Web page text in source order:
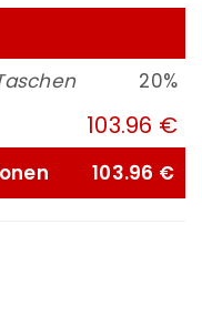
20%
103.96 €
103.96 €